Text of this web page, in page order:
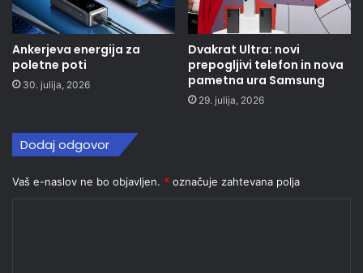
Ankerjeva energija za
poletne poti
30. julija, 2026
Dvakrat Ultra: novi
prepogljivi telefon in nova
pametna ura Samsung
29. julija, 2026
Dodaj odgovor
Vaš e-naslov ne bo objavljen. * označuje zahtevana polja